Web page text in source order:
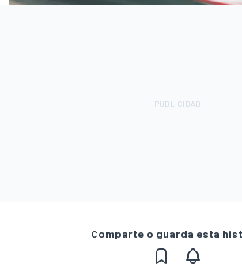
Comparte o guarda esta